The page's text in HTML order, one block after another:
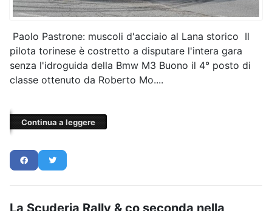
Paolo Pastrone: muscoli d'acciaio al Lana storico Il
pilota torinese è costretto a disputare l'intera gara
senza l'idroguida della Bmw M3 Buono il 4° posto di
classe ottenuto da Roberto Mo....
Continua a leggere
La Scuderia Rally & co seconda nella